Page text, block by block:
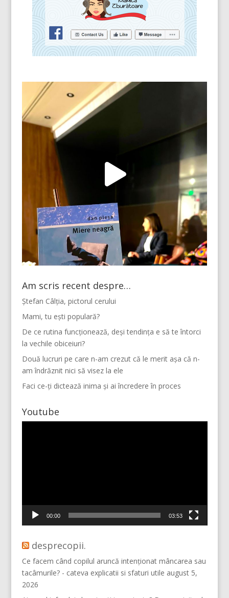
Am scris recent despre…
Ștefan Câlția, pictorul cerului
Mami, tu ești populară?
De ce rutina funcționează, deși tendința e să te întorci
la vechile obiceiuri?
Două lucruri pe care n-am crezut că le merit așa că n-
am îndrăznit nici să visez la ele
Faci ce-ți dictează inima și ai încredere în proces
Youtube
00:00 03:53
desprecopii.
Ce facem când copilul aruncă intenționat mâncarea sau
tacâmurile? - cateva explicatii si sfaturi utile august 5,
2026